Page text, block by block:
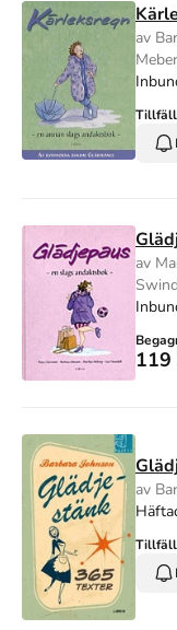
av
av
av